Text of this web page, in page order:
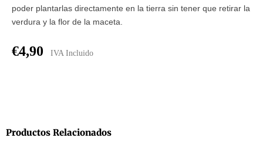
poder plantarlas directamente en la tierra sin tener que retirar la
verdura y la flor de la maceta.
€4,90 IVA Incluido
Productos Relacionados